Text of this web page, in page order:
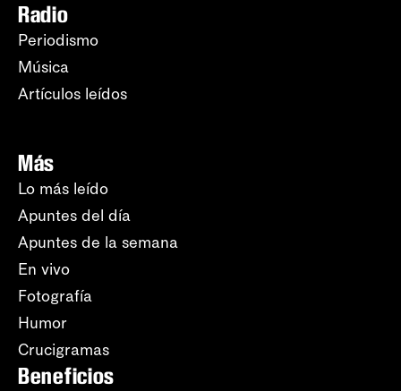
Radio
Periodismo
Música
Artículos leídos
Más
Lo más leído
Apuntes del día
Apuntes de la semana
En vivo
Fotografía
Humor
Crucigramas
Beneficios